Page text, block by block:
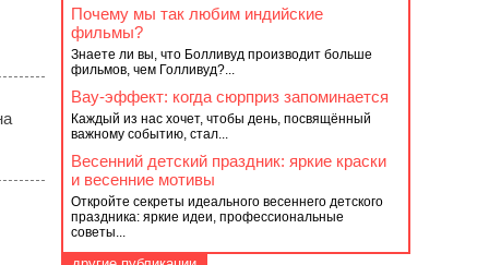
Почему мы так любим индийские
фильмы?
Знаете ли вы, что Болливуд производит больше
фильмов, чем Голливуд?...
Вау-эффект: когда сюрприз запоминается
Каждый из нас хочет, чтобы день, посвящённый
важному событию, стал...
Весенний детский праздник: яркие краски
и весенние мотивы
Откройте секреты идеального весеннего детского
праздника: яркие идеи, профессиональные
советы...